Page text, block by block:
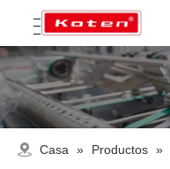
Casa » Productos »